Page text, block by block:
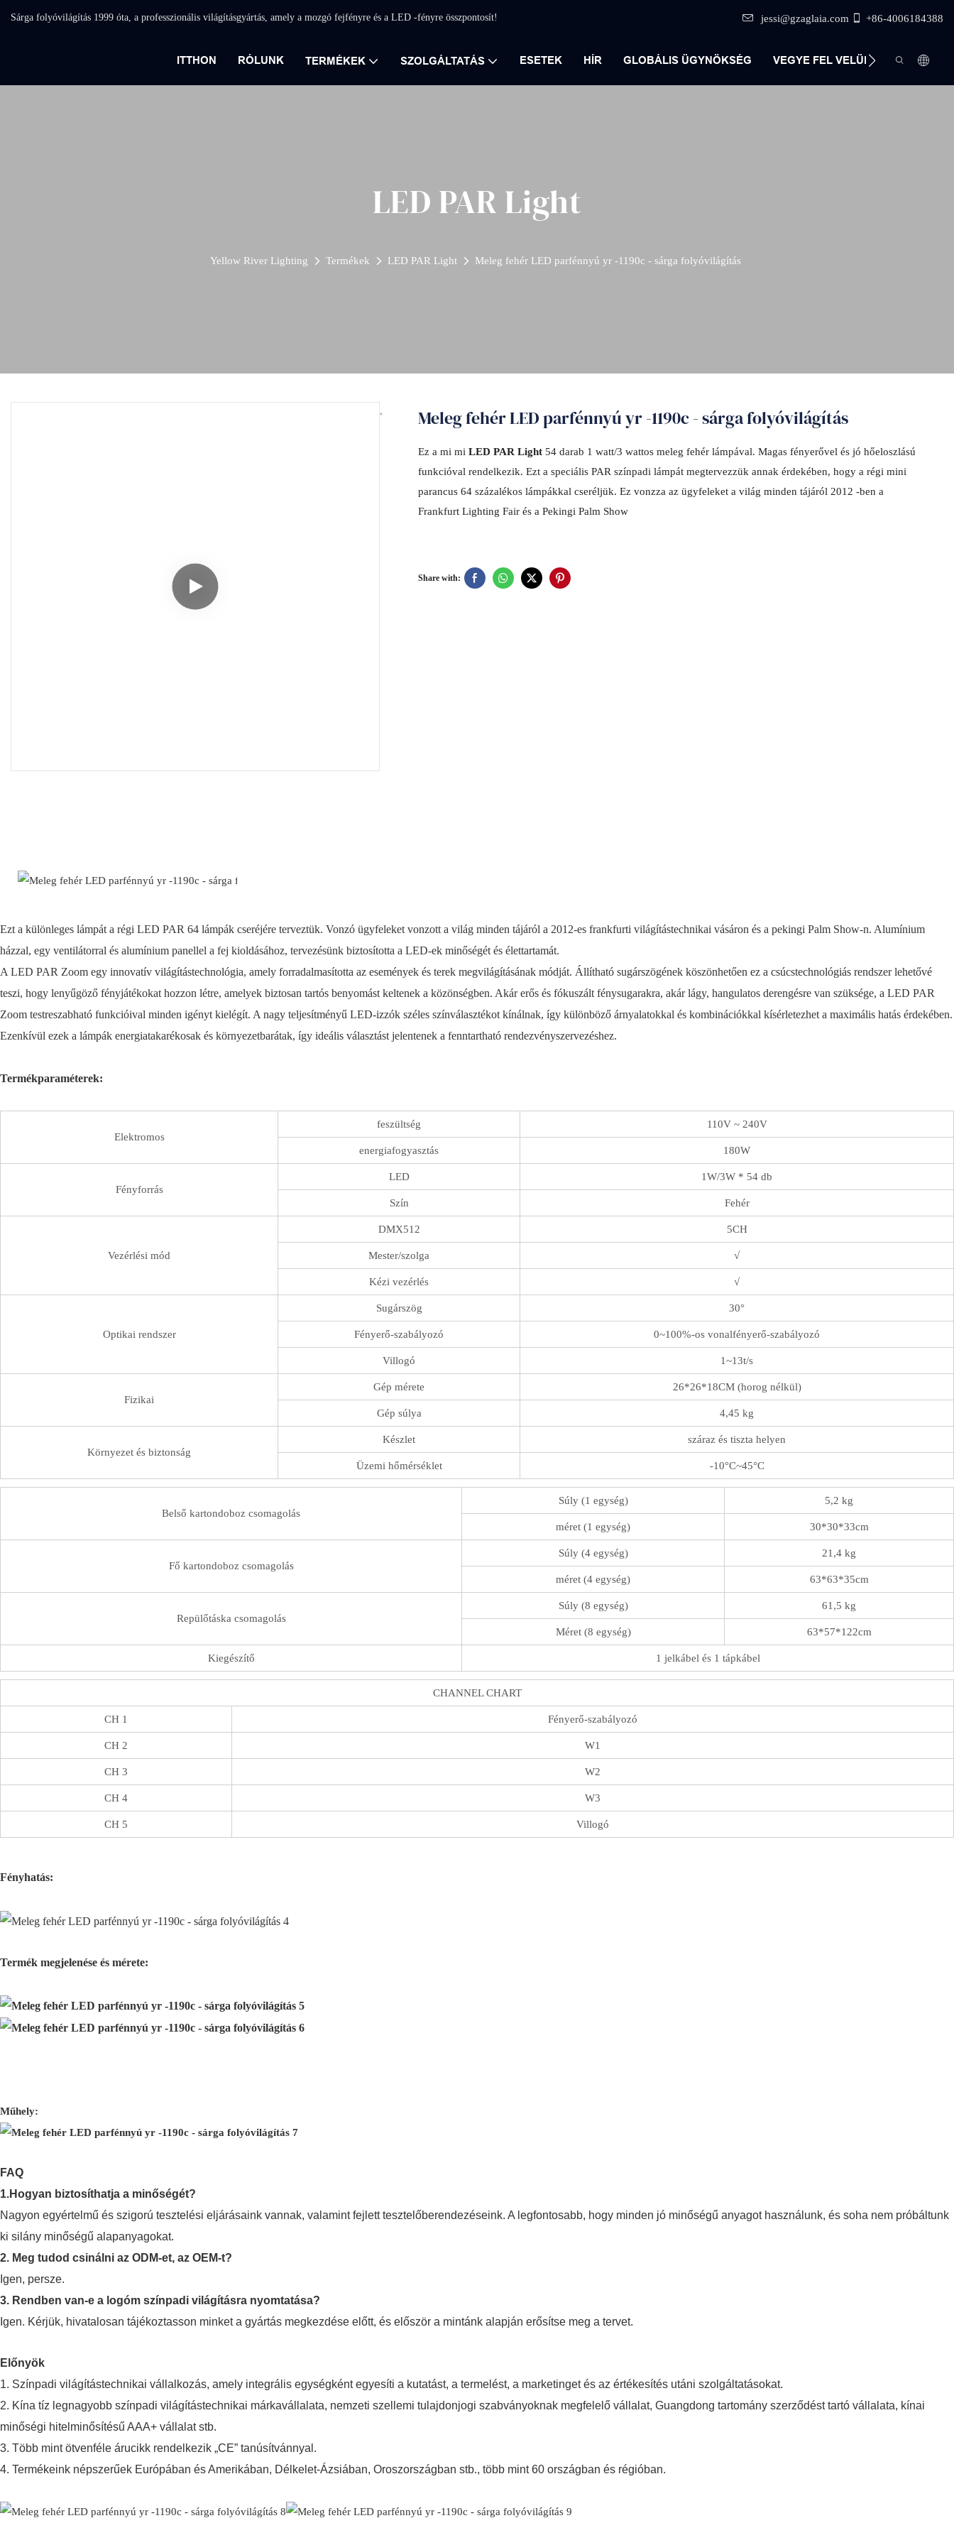
Sárga folyóvilágítás 1999 óta, a professzionális világításgyártás, amely a mozgó fejfényre és a LED -fényre összpontosít! jessi@gzaglaia.com +86-4006184388
ITTHON RÓLUNK TERMÉKEK SZOLGÁLTATÁS ESETEK HÍR GLOBÁLIS ÜGYNÖKSÉG VEGYE FEL VELÜNK A
LED PAR Light
Yellow River Lighting Termékek LED PAR Light Meleg fehér LED parfénnyú yr -1190c - sárga folyóvilágítás
Meleg fehér LED parfénnyú yr -1190c - sárga folyóvilágítás
Ez a mi mi LED PAR Light 54 darab 1 watt/3 wattos meleg fehér lámpával. Magas fényerővel és jó hőeloszlású
funkcióval rendelkezik. Ezt a speciális PAR színpadi lámpát megtervezzük annak érdekében, hogy a régi mini
parancus 64 százalékos lámpákkal cseréljük. Ez vonzza az ügyfeleket a világ minden tájáról 2012 -ben a
Frankfurt Lighting Fair és a Pekingi Palm Show
Share with:
Ezt a különleges lámpát a régi LED PAR 64 lámpák cseréjére terveztük. Vonzó ügyfeleket vonzott a világ minden tájáról a 2012-es frankfurti világítástechnikai vásáron és a pekingi Palm Show-n. Alumínium
házzal, egy ventilátorral és alumínium panellel a fej kioldásához, tervezésünk biztosította a LED-ek minőségét és élettartamát.
A LED PAR Zoom egy innovatív világítástechnológia, amely forradalmasította az események és terek megvilágításának módját. Állítható sugárszögének köszönhetően ez a csúcstechnológiás rendszer lehetővé
teszi, hogy lenyűgöző fényjátékokat hozzon létre, amelyek biztosan tartós benyomást keltenek a közönségben. Akár erős és fókuszált fénysugarakra, akár lágy, hangulatos derengésre van szüksége, a LED PAR
Zoom testreszabható funkcióival minden igényt kielégít. A nagy teljesítményű LED-izzók széles színválasztékot kínálnak, így különböző árnyalatokkal és kombinációkkal kísérletezhet a maximális hatás érdekében.
Ezenkívül ezek a lámpák energiatakarékosak és környezetbarátak, így ideális választást jelentenek a fenntartható rendezvényszervezéshez.
Termékparaméterek:
Elektromos
feszültség 110V ~ 240V
energiafogyasztás 180W
Fényforrás
LED 1W/3W * 54 db
Szín Fehér
Vezérlési mód
DMX512 5CH
Mester/szolga √
Kézi vezérlés √
Optikai rendszer
Sugárszög 30°
Fényerő-szabályozó 0~100%-os vonalfényerő-szabályozó
Villogó 1~13t/s
Fizikai
Gép mérete 26*26*18CM (horog nélkül)
Gép súlya 4,45 kg
Környezet és biztonság
Készlet száraz és tiszta helyen
Üzemi hőmérséklet -10°C~45°C
Belső kartondoboz csomagolás
Súly (1 egység) 5,2 kg
méret (1 egység) 30*30*33cm
Fő kartondoboz csomagolás
Súly (4 egység) 21,4 kg
méret (4 egység) 63*63*35cm
Repülőtáska csomagolás
Súly (8 egység) 61,5 kg
Méret (8 egység) 63*57*122cm
Kiegészítő 1 jelkábel és 1 tápkábel
CHANNEL CHART
CH 1 Fényerő-szabályozó
CH 2 W1
CH 3 W2
CH 4 W3
CH 5 Villogó
Fényhatás:
Termék megjelenése és mérete:
Műhely:
FAQ
1.Hogyan biztosíthatja a minőségét?
Nagyon egyértelmű és szigorú tesztelési eljárásaink vannak, valamint fejlett tesztelőberendezéseink. A legfontosabb, hogy minden jó minőségű anyagot használunk, és soha nem próbáltunk
ki silány minőségű alapanyagokat.
2. Meg tudod csinálni az ODM-et, az OEM-t?
Igen, persze.
3. Rendben van-e a logóm színpadi világításra nyomtatása?
Igen. Kérjük, hivatalosan tájékoztasson minket a gyártás megkezdése előtt, és először a mintánk alapján erősítse meg a tervet.
Előnyök
1. Színpadi világítástechnikai vállalkozás, amely integrális egységként egyesíti a kutatást, a termelést, a marketinget és az értékesítés utáni szolgáltatásokat.
2. Kína tíz legnagyobb színpadi világítástechnikai márkavállalata, nemzeti szellemi tulajdonjogi szabványoknak megfelelő vállalat, Guangdong tartomány szerződést tartó vállalata, kínai
minőségi hitelminősítésű AAA+ vállalat stb.
3. Több mint ötvenféle árucikk rendelkezik „CE” tanúsítvánnyal.
4. Termékeink népszerűek Európában és Amerikában, Délkelet-Ázsiában, Oroszországban stb., több mint 60 országban és régióban.